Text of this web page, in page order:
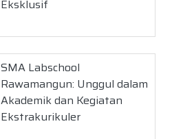
Eksklusif
SMA Labschool
Rawamangun: Unggul dalam
Akademik dan Kegiatan
Ekstrakurikuler